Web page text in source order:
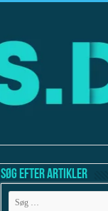
Søg efter artikler